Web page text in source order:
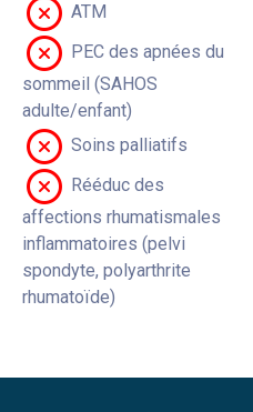
ATM
PEC des apnées du
sommeil (SAHOS
adulte/enfant)
Soins palliatifs
Rééduc des
affections rhumatismales
inflammatoires (pelvi
spondyte, polyarthrite
rhumatoïde)